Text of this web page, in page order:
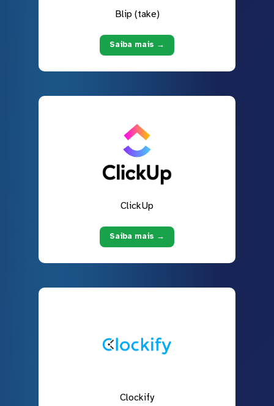
Blip (take)
Saiba mais →
ClickUp
Saiba mais →
Clockify